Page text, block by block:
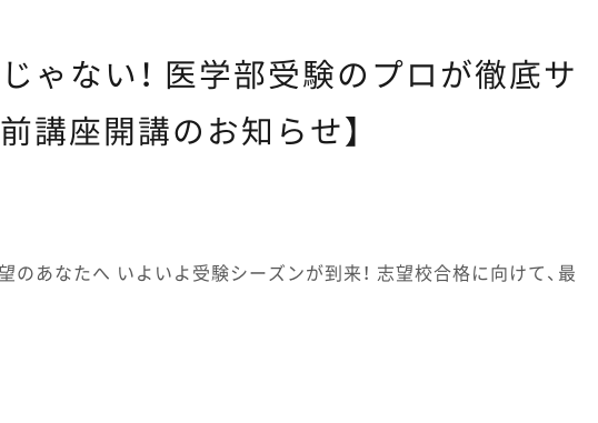
ゃない！ 医学部受験のプロが徹底サ
講座開講のお知らせ】
のあなたへ いよいよ受験シーズンが到来！ 志望校合格に向けて、最